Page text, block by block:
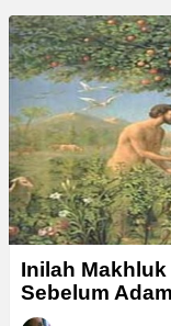
Inilah
Sebelum